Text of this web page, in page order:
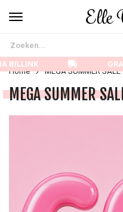
BILLINK
Home
MEGA SUMMER SALE
MEGA SUMMER